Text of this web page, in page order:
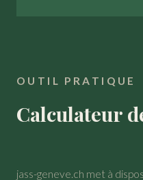
OUTIL PRATIQUE
Calculateur
jass-geneve.ch met à